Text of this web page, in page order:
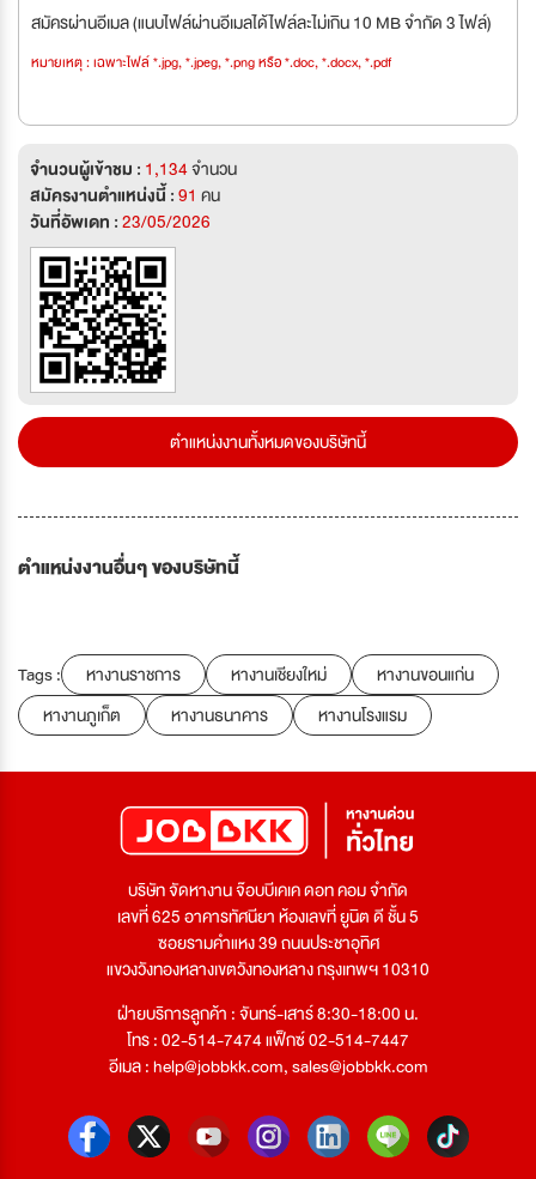
สมัครผ่านอีเมล (แนบไฟล์ผ่านอีเมลได้ไฟล์ละไม่เกิน 10 MB จำกัด 3 ไฟล์)
หมายเหตุ : เฉพาะไฟล์ *.jpg, *.jpeg, *.png หรือ *.doc, *.docx, *.pdf
จำนวนผู้เข้าชม : 1,134จำนวน
สมัครงานตำแหน่งนี้ :91 คน
วันที่อัพเดท :23/05/2026
ตำแหน่งงานทั้งหมดของบริษัทนี้
ตำแหน่งงานอื่นๆ ของบริษัทนี้
Tags : หางานราชการ หางานเชียงใหม่
หางานขอนแก่น
หางานภูเก็ต
หางานธนาคาร หางานโรงแรม
บริษัท จัดหางาน จ๊อบบีเคเค ดอท คอม จำกัด
เลขที่ 625 อาคารทัศนียา ห้องเลขที่ ยูนิต ดี ชั้น 5
ซอยรามคำแหง 39 ถนนประชาอุทิศ
แขวงวังทองหลางเขตวังทองหลาง กรุงเทพฯ 10310
ฝ่ายบริการลูกค้า : จันทร์-เสาร์ 8:30-18:00 น.
โทร : 02-514-7474 แฟ็กซ์ 02-514-7447
อีเมล :help@jobbkk.com,sales@jobbkk.com